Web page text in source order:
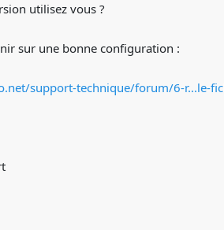
utilisez vous ?
sur une bonne configuration :
support-technique/forum/6-r...le-